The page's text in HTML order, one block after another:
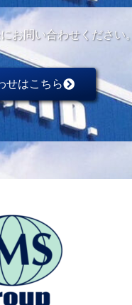
お問い合わせください。
せはこちら